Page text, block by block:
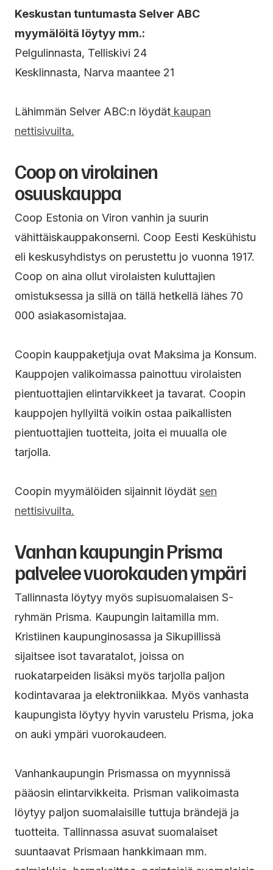
Keskustan tuntumasta Selver ABC
myymälöitä löytyy mm.:
Pelgulinnasta, Telliskivi 24
Kesklinnasta, Narva maantee 21
Lähimmän Selver ABC:n löydät kaupan
nettisivuilta.
Coop on virolainen
osuuskauppa
Coop Estonia on Viron vanhin ja suurin
vähittäiskauppakonserni. Coop Eesti Keskühistu
eli keskusyhdistys on perustettu jo vuonna 1917.
Coop on aina ollut virolaisten kuluttajien
omistuksessa ja sillä on tällä hetkellä lähes 70
000 asiakasomistajaa.
Coopin kauppaketjuja ovat Maksima ja Konsum.
Kauppojen valikoimassa painottuu virolaisten
pientuottajien elintarvikkeet ja tavarat. Coopin
kauppojen hyllyiltä voikin ostaa paikallisten
pientuottajien tuotteita, joita ei muualla ole
tarjolla.
Coopin myymälöiden sijainnit löydät sen
nettisivuilta.
Vanhan kaupungin Prisma
palvelee vuorokauden ympäri
Tallinnasta löytyy myös supisuomalaisen S-
ryhmän Prisma. Kaupungin laitamilla mm.
Kristiinen kaupunginosassa ja Sikupillissä
sijaitsee isot tavaratalot, joissa on
ruokatarpeiden lisäksi myös tarjolla paljon
kodintavaraa ja elektroniikkaa. Myös vanhasta
kaupungista löytyy hyvin varustelu Prisma, joka
on auki ympäri vuorokaudeen.
Vanhankaupungin Prismassa on myynnissä
pääosin elintarvikkeita. Prisman valikoimasta
löytyy paljon suomalaisille tuttuja brändejä ja
tuotteita. Tallinnassa asuvat suomalaiset
suuntaavat Prismaan hankkimaan mm.